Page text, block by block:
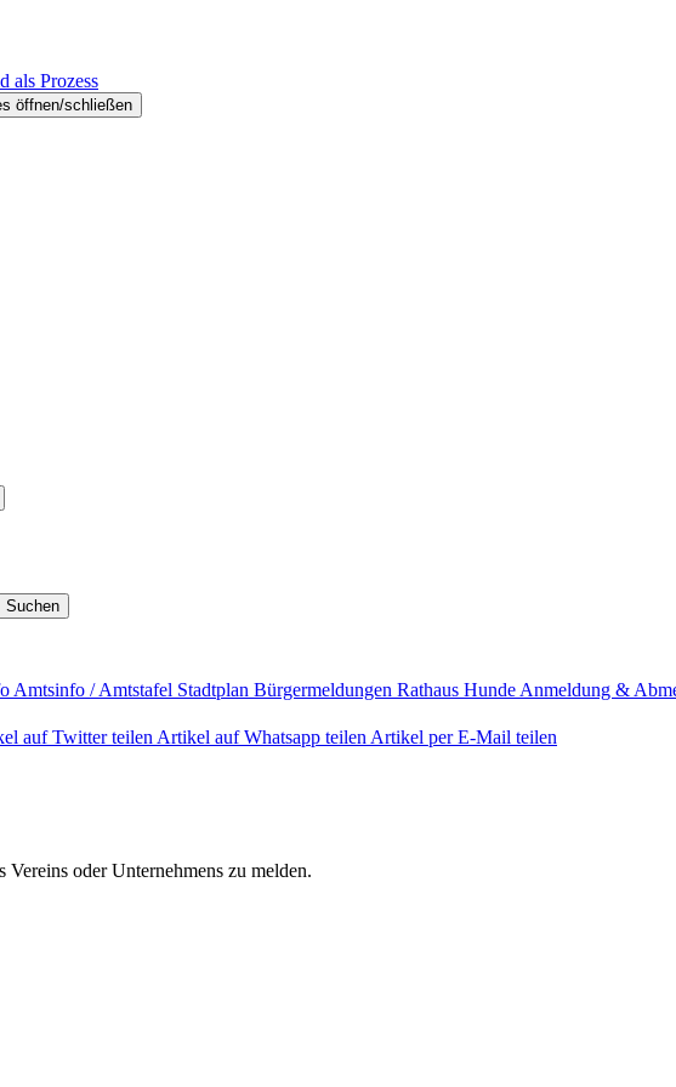
als Prozess
öffnen/schließen
Suchen
Amtsinfo / Amtstafel Stadtplan Bürgermeldungen Rathaus Hunde Anmeldung &
auf Twitter teilen Artikel auf Whatsapp teilen Artikel per E-Mail teilen
oder Unternehmens zu melden.